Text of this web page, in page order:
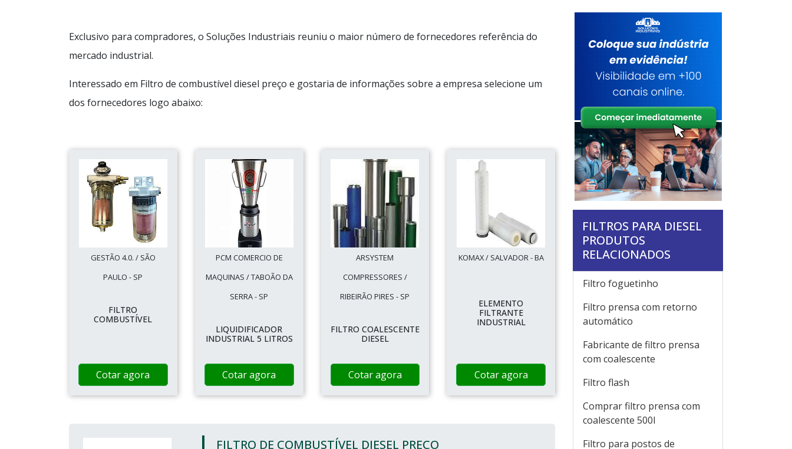
Exclusivo para compradores, o Soluções Industriais reuniu o maior número de fornecedores referência do
mercado industrial.
Interessado em Filtro de combustível diesel preço e gostaria de informações sobre a empresa selecione um
dos fornecedores logo abaixo:
GESTÃO 4.0. / SÃO
PAULO - SP
FILTRO
COMBUSTÍVEL
Cotar agora
PCM COMERCIO DE
MAQUINAS / TABOÃO DA
SERRA - SP
LIQUIDIFICADOR
INDUSTRIAL 5 LITROS
Cotar agora
ARSYSTEM
COMPRESSORES /
RIBEIRÃO PIRES - SP
FILTRO COALESCENTE
DIESEL
Cotar agora
KOMAX / SALVADOR - BA
ELEMENTO
FILTRANTE
INDUSTRIAL
Cotar agora
FILTRO DE COMBUSTÍVEL DIESEL PREÇO
FILTROS PARA DIESEL
PRODUTOS
RELACIONADOS
Filtro foguetinho
Filtro prensa com retorno
automático
Fabricante de filtro prensa
com coalescente
Filtro flash
Comprar filtro prensa com
coalescente 500l
Filtro para postos de